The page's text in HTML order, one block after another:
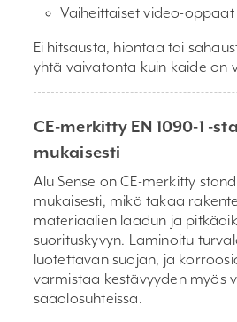
Vaiheittaiset video-oppaat
Ei hitsausta, hiontaa tai
yhtä vaivatonta kuin kaide on
CE-merkitty EN 1090-1 -
mukaisesti
Alu Sense on CE-merkitty
mukaisesti, mikä takaa
materiaalien laadun ja
suorituskyvyn. Laminoitu
luotettavan suojan, ja
varmistaa kestävyyden myös
sääolosuhteissa.